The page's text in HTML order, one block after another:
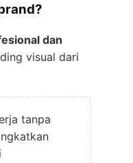
dan
visual dari
tanpa